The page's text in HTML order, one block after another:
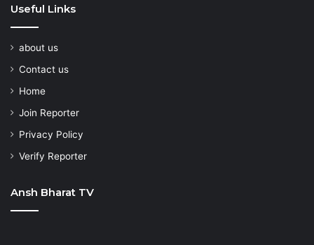
Useful Links
about us
Contact us
Home
Join Reporter
Privacy Policy
Verify Reporter
Ansh Bharat TV